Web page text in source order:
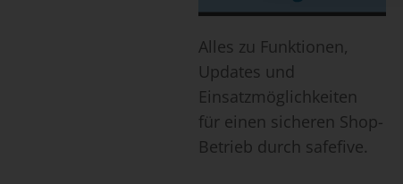
Alles zu Funktionen,
Updates und
Einsatzmöglichkeiten
für einen sicheren Shop-
Betrieb durch safefive.